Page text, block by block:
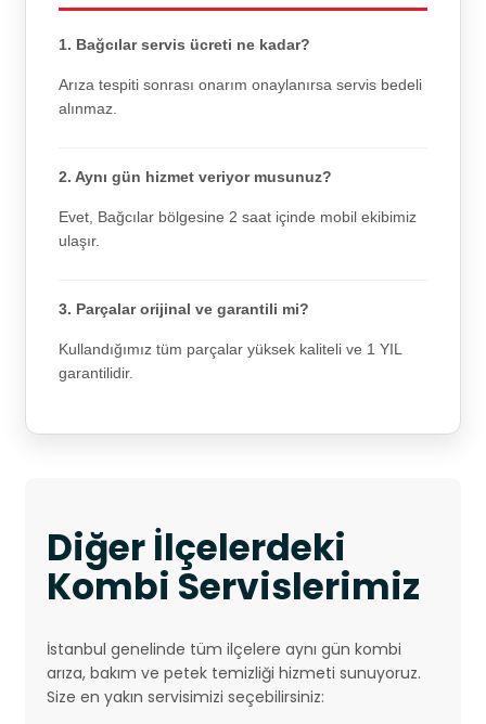
1. Bağcılar servis ücreti ne kadar?
Arıza tespiti sonrası onarım onaylanırsa servis bedeli
alınmaz.
2. Aynı gün hizmet veriyor musunuz?
Evet, Bağcılar bölgesine 2 saat içinde mobil ekibimiz
ulaşır.
3. Parçalar orijinal ve garantili mi?
Kullandığımız tüm parçalar yüksek kaliteli ve 1 YIL
garantilidir.
Diğer İlçelerdeki
Kombi Servislerimiz
İstanbul genelinde tüm ilçelere aynı gün kombi
arıza, bakım ve petek temizliği hizmeti sunuyoruz.
Size en yakın servisimizi seçebilirsiniz: